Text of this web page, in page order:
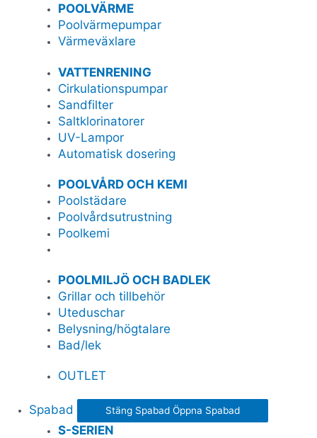
POOLVÄRME
Poolvärmepumpar
Värmeväxlare
VATTENRENING
Cirkulationspumpar
Sandfilter
Saltklorinatorer
UV-Lampor
Automatisk dosering
POOLVÅRD OCH KEMI
Poolstädare
Poolvårdsutrustning
Poolkemi
POOLMILJÖ OCH BADLEK
Grillar och tillbehör
Uteduschar
Belysning/högtalare
Bad/lek
OUTLET
Spabad Stäng Spabad Öppna Spabad
S-SERIEN